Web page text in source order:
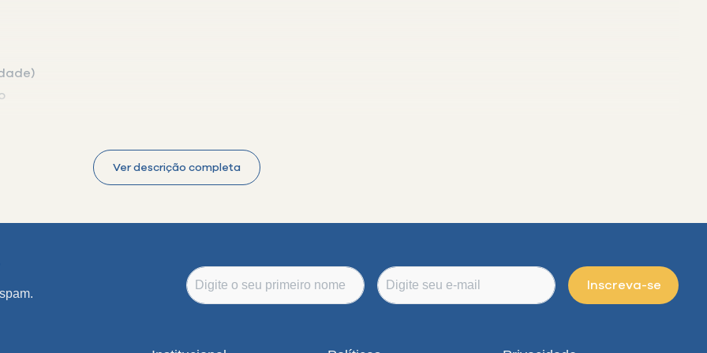
ou entre em contato
Ver descrição completa
Inscreva-se